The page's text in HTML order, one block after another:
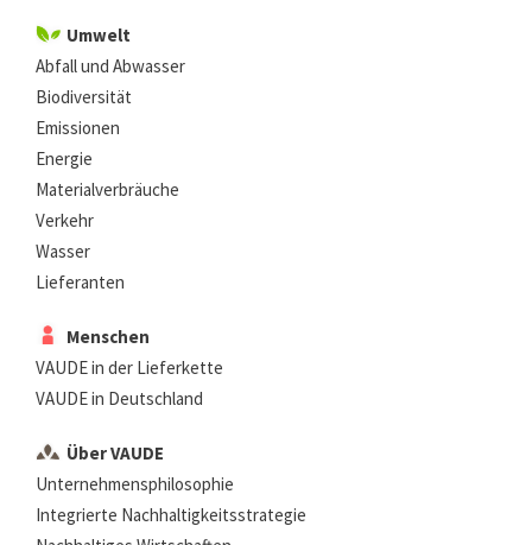
Umwelt
Abfall und Abwasser
Biodiversität
Emissionen
Energie
Materialverbräuche
Verkehr
Wasser
Lieferanten
Menschen
VAUDE in der Lieferkette
VAUDE in Deutschland
Über VAUDE
Unternehmensphilosophie
Integrierte Nachhaltigkeitsstrategie